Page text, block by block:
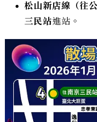
松山新店線（往
三民站進站。